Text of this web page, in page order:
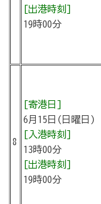
[出港時刻]
19時00分
8
[寄港日]
6月15日(日曜日)
[入港時刻]
13時00分
[出港時刻]
19時00分